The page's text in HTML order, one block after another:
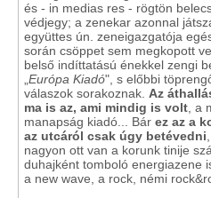
és - in medias res - rögtön
védjegy; a zenekar azonnal
együttes ún. zeneigazgatója
során csöppet sem megkopott
belső indíttatású énekkel zengi
Európa Kiadó", s előbbi
válaszok sorakoznak. Az
ma is az, ami mindig is volt , a
manapság kiadó... Bár ez az a
az utcáról csak úgy betévedni
nagyon ott van a korunk tinije
duhajként tomboló energiazene
a new wave, a rock, némi